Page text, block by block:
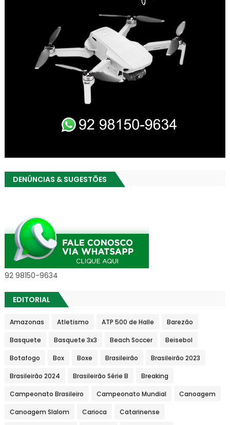
DENÚNCIAS & SUGESTÕES
92 98150-9634
EDITORIAL
Amazonas Atletismo ATP 500 de Halle Barezão
Basquete Basquete 3x3 Beach Soccer Beisebol
Botafogo Box Boxe Brasileirão Brasileirão 2023
Brasileirão 2024 Brasileirão Série B Breaking
Campeonato Brasileiro Campeonato Mundial Canoagem
Canoagem Slalom Carioca Catarinense